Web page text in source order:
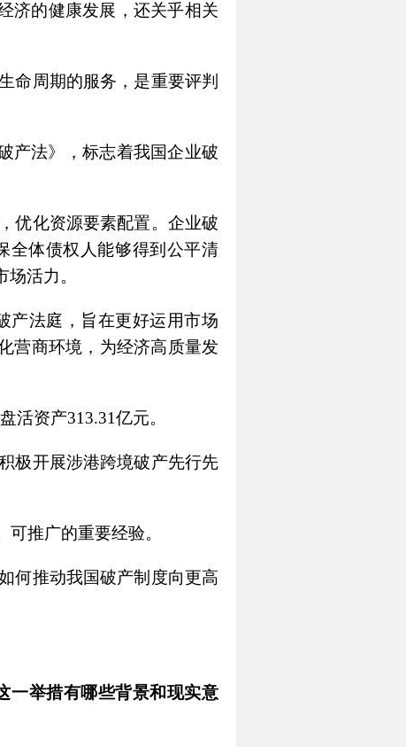
济的健康发展，还关乎相关
命周期的服务，是重要评判
产法》，标志着我国企业破
优化资源要素配置。企业破
全体债权人能够得到公平清
活力。
法庭，旨在更好运用市场
营商环境，为经济高质量发
活资产313.31亿元。
极开展涉港跨境破产先行先
推广的重要经验。
何推动我国破产制度向更高
一举措有哪些背景和现实意